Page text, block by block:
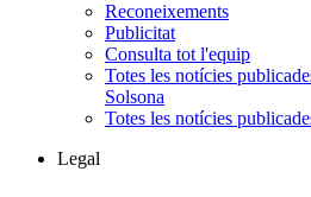
Reconeixements
Publicitat
Consulta tot l'equip
Totes les notícies
Solsona
Totes les notícies
Legal